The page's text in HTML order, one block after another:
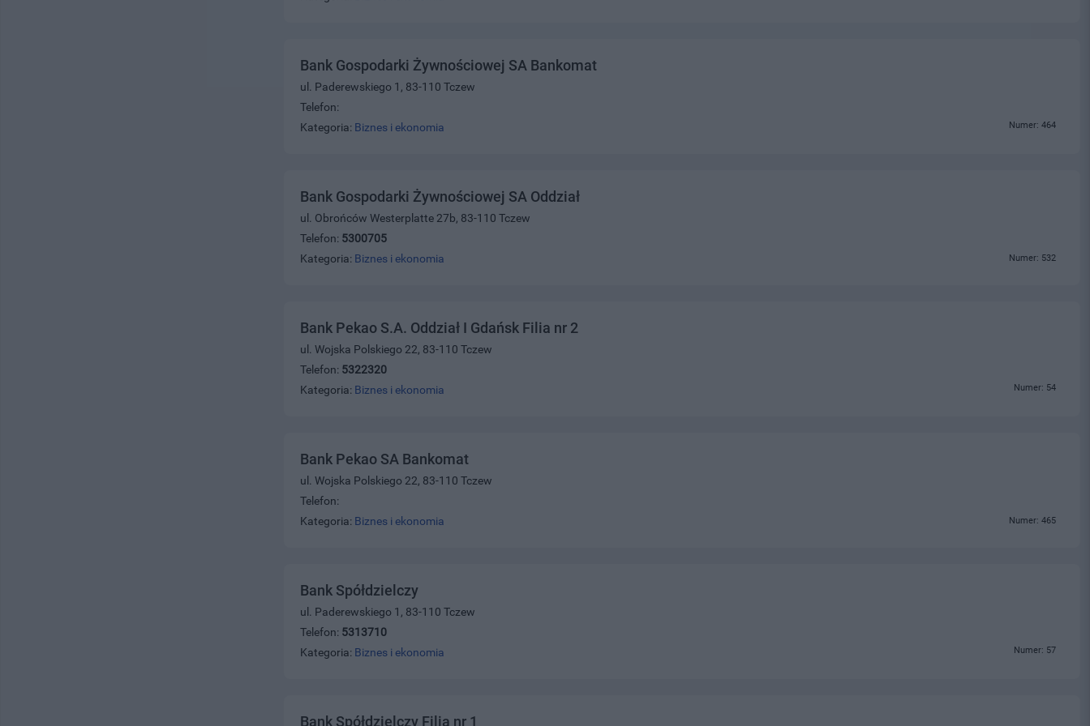
Bank Gospodarki Żywnościowej SA Bankomat
ul. Paderewskiego 1, 83-110 Tczew
Telefon:
Kategoria: Biznes i ekonomia Numer: 464
Bank Gospodarki Żywnościowej SA Oddział
ul. Obrońców Westerplatte 27b, 83-110 Tczew
Telefon: 5300705
Kategoria: Biznes i ekonomia Numer: 532
Bank Pekao S.A. Oddział I Gdańsk Filia nr 2
ul. Wojska Polskiego 22, 83-110 Tczew
Telefon: 5322320
Kategoria: Biznes i ekonomia Numer: 54
Bank Pekao SA Bankomat
ul. Wojska Polskiego 22, 83-110 Tczew
Telefon:
Kategoria: Biznes i ekonomia Numer: 465
Bank Spółdzielczy
ul. Paderewskiego 1, 83-110 Tczew
Telefon: 5313710
Kategoria: Biznes i ekonomia Numer: 57
Bank Spółdzielczy Filia nr 1